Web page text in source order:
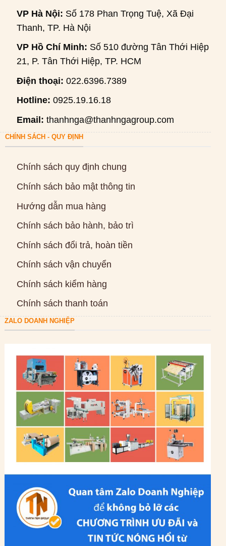
VP Hà Nội: Số 178 Phan Trọng Tuệ, Xã Đại
Thanh, TP. Hà Nội
VP Hồ Chí Minh: Số 510 đường Tân Thới Hiệp
21, P. Tân Thới Hiệp, TP. HCM
Điện thoại: 022.6396.7389
Hotline: 0925.19.16.18
Email: thanhnga@thanhngagroup.com
CHÍNH SÁCH - QUY ĐỊNH
Chính sách quy định chung
Chính sách bảo mật thông tin
Hướng dẫn mua hàng
Chính sách bảo hành, bảo trì
Chính sách đổi trả, hoàn tiền
Chính sách vận chuyển
Chính sách kiểm hàng
Chính sách thanh toán
ZALO DOANH NGHIỆP